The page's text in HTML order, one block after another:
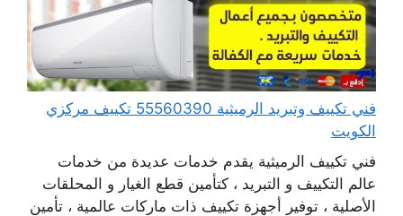
فني تكييف وتبريد الرميثية 55560390 تكييف مركزي
الكويت
فني تكييف الرميثية يقدم خدمات عديدة من خدمات
عالم التكييف و التبريد ، كتأمين قطع الغيار و المحلقات
الأصلية ، توفير أجهزة تكييف ذات ماركات عالمية ، تأمين